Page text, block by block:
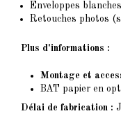
Enveloppes
Retouches photos
Plus d'informations :
Montage et
BAT papier en
Délai de fabrication :